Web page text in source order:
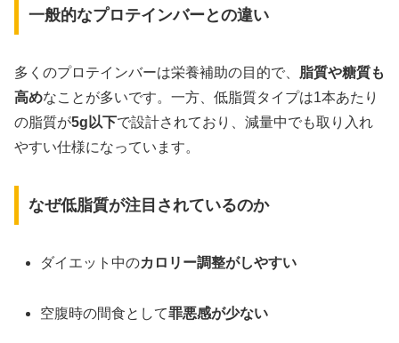
一般的なプロテインバーとの違い
多くのプロテインバーは栄養補助の目的で、 脂質や糖質も
高めなことが多いです。一方、低脂質タイプは1本あたり
の脂質が5g以下で設計されており、減量中でも取り入れ
やすい仕様になっています。
なぜ低脂質が注目されているのか
ダイエット中のカロリー調整がしやすい
空腹時の間食として罪悪感が少ない